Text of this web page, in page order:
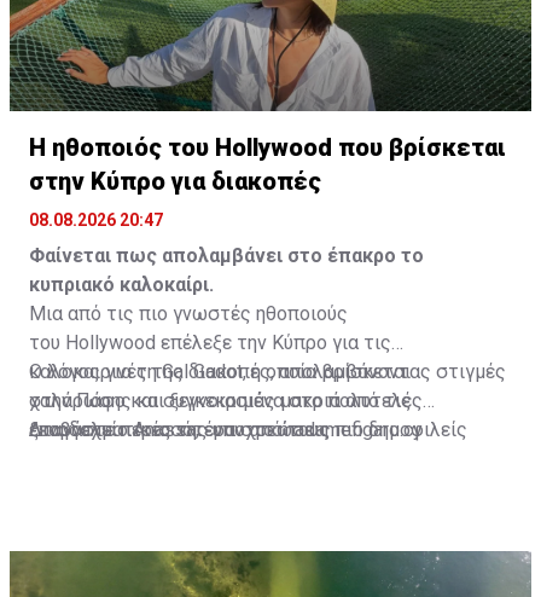
Η ηθοποιός του Hollywood που βρίσκεται
στην Κύπρο για διακοπές
08.08.2026 20:47
Φαίνεται πως απολαμβάνει στο έπακρο το
κυπριακό καλοκαίρι.
Μια από τις πιο γνωστές ηθοποιούς
του Hollywood επέλεξε την Κύπρο για τις
καλοκαιρινές της διακοπές, απολαμβάνοντας στιγμές
χαλάρωσης και ξεγνοιασιάς μακριά από τις
επαγγελματικές της υποχρεώσεις.
Ο λόγος για τη Gal Gadot, η οποία βρίσκεται
στην Πάφο και συγκεκριμένα στο πολυτελές
ξενοδοχείο Anassa, έναν από τους πιο δημοφιλείς
Διαβάστε περισσότερα στοmadamefigaro.cy